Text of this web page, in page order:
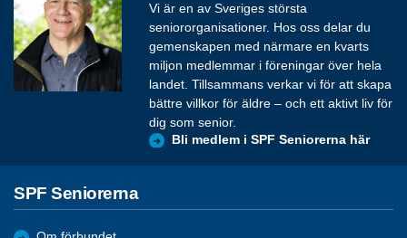
Vi är en av Sveriges största
seniororganisationer. Hos oss delar du
gemenskapen med närmare en kvarts
miljon medlemmar i föreningar över hela
landet. Tillsammans verkar vi för att skapa
bättre villkor för äldre – och ett aktivt liv för
dig som senior.
Bli medlem i SPF Seniorerna här
SPF Seniorerna